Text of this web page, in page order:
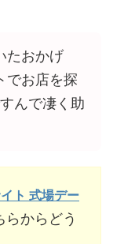
たおかげ
でお店を探
んで凄く助
ト 式場デー
らからどう